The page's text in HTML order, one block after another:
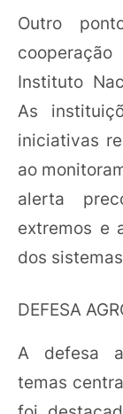
Outro
Instituto
As
iniciativas
ao
alerta
extremos e
dos
DEFESA
A defesa
temas